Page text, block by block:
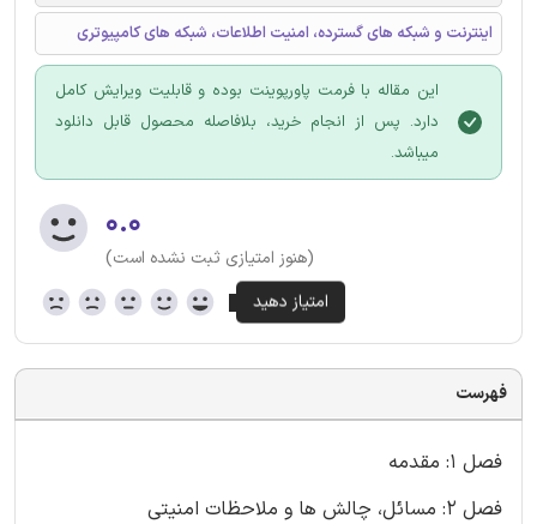
اینترنت و شبکه های گسترده، امنیت اطلاعات، شبکه های کامپیوتری
این مقاله با فرمت پاورپوینت بوده و قابلیت ویرایش کامل
دارد. پس از انجام خرید، بلافاصله محصول قابل دانلود
میباشد.
۰.۰
(هنوز امتیازی ثبت نشده است)
فهرست
فصل 1: مقدمه
فصل 2: مسائل، چالش ها و ملاحظات امنیتی